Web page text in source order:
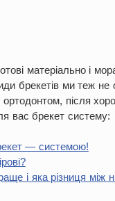
матеріально і
брекетів ми теж
ортодонтом, після
вас брекет систему:
— системою!
і яка різниця між